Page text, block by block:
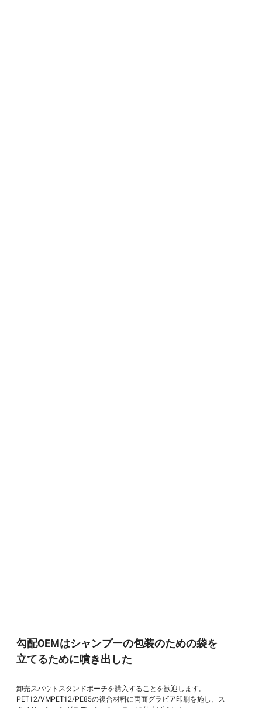
勾配OEMはシャンプーの包装のための袋を
立てるために噴き出した
卸売スパウトスタンドポーチを購入することを歓迎します。
PET12/VMPET12/PE85の複合材料に両面グラビア印刷を施し、ス